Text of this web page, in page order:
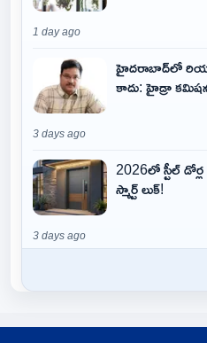
1 day ago
హైదరాబాద్‌లో రియల్
కాదు: హైడ్రా
3 days ago
2026లో స్టీల్
స్మార్ట్ లుక్!
3 days ago